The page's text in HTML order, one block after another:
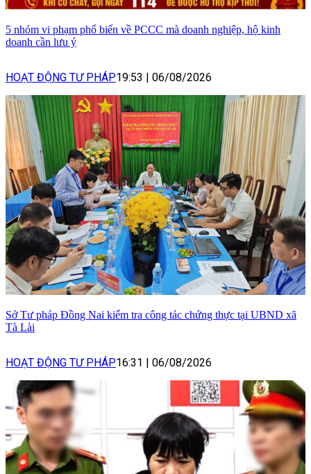
5 nhóm vi phạm phổ biến về PCCC mà doanh nghiệp, hộ kinh
doanh cần lưu ý
HOẠT ĐỘNG TƯ PHÁP19:53 | 06/08/2026
Sở Tư pháp Đồng Nai kiểm tra công tác chứng thực tại UBND xã
Tà Lài
HOẠT ĐỘNG TƯ PHÁP16:31 | 06/08/2026